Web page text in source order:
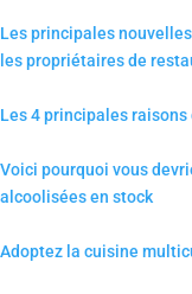
Les principales
les propriétaires de
Les 4 principales
Voici pourquoi vous
alcoolisées en stock
Adoptez la cuisine